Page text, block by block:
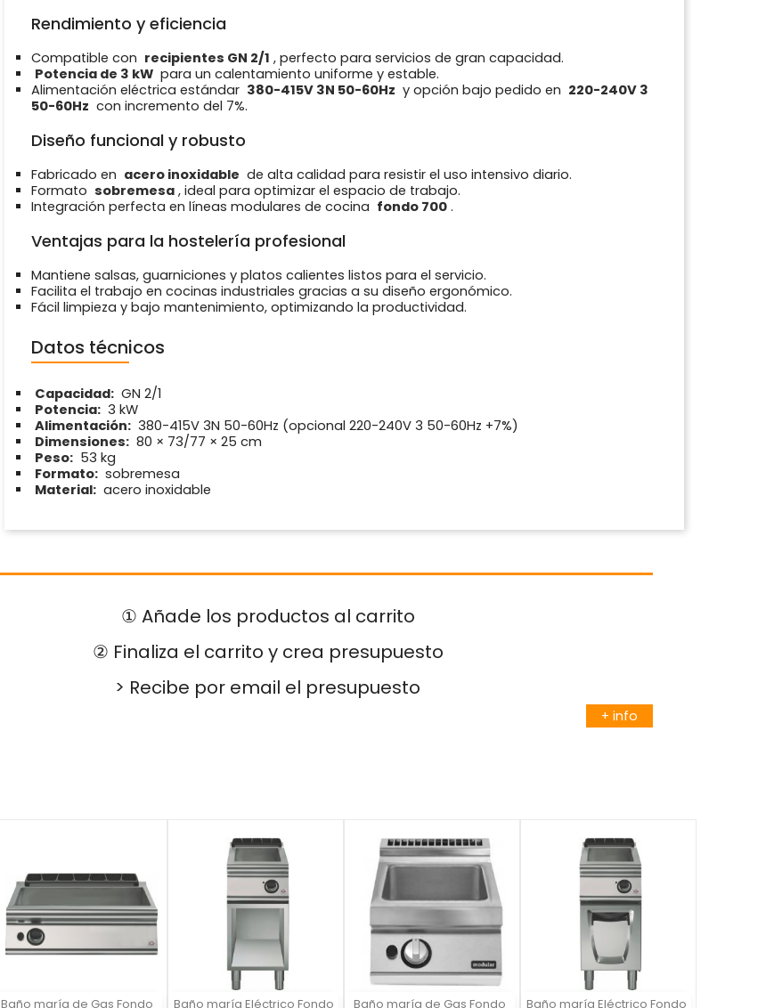
Rendimiento y eficiencia
Compatible con recipientes GN 2/1 , perfecto para servicios de gran capacidad.
Potencia de 3 kW para un calentamiento uniforme y estable.
Alimentación eléctrica estándar 380-415V 3N 50-60Hz y opción bajo pedido en 220-240V 3
50-60Hz con incremento del 7%.
Diseño funcional y robusto
Fabricado en acero inoxidable de alta calidad para resistir el uso intensivo diario.
Formato sobremesa , ideal para optimizar el espacio de trabajo.
Integración perfecta en líneas modulares de cocina fondo 700 .
Ventajas para la hostelería profesional
Mantiene salsas, guarniciones y platos calientes listos para el servicio.
Facilita el trabajo en cocinas industriales gracias a su diseño ergonómico.
Fácil limpieza y bajo mantenimiento, optimizando la productividad.
Datos técnicos
Capacidad: GN 2/1
Potencia: 3 kW
Alimentación: 380-415V 3N 50-60Hz (opcional 220-240V 3 50-60Hz +7%)
Dimensiones: 80 × 73/77 × 25 cm
Peso: 53 kg
Formato: sobremesa
Material: acero inoxidable
① Añade los productos al carrito
② Finaliza el carrito y crea presupuesto
> Recibe por email el presupuesto
+ info
Baño maría de Gas Fondo Baño maría Eléctrico Fondo Baño maría de Gas Fondo Baño maría Eléctrico Fondo